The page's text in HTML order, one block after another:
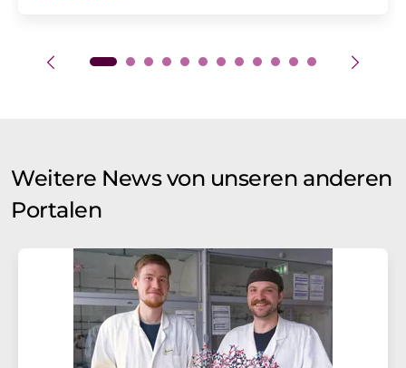
Weitere News von unseren anderen
Portalen